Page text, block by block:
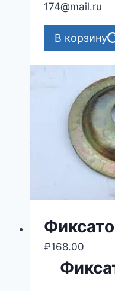
174@mail.ru
В корзину
₽168.00